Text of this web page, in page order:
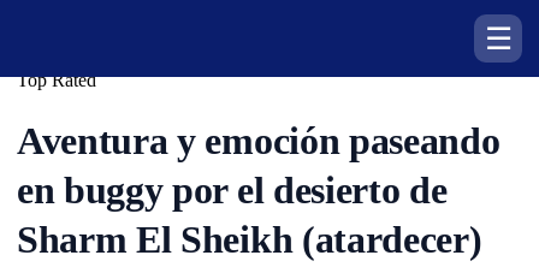
☰
Top Rated
Aventura y emoción paseando
en buggy por el desierto de
Sharm El Sheikh (atardecer)